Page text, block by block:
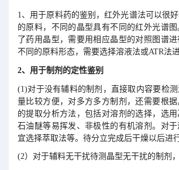
1、用于原料药的鉴别，红外光谱法可以很
的原料，不同的晶型具有不同的红外光谱
了药用晶型，需要用相应晶型的对照图谱
不同的原料形态，需要选择溶液法或ATR法进
2、用于制剂的定性鉴别
(1)对于没有辅料的制剂，直接取内容要检
量比较方便，对多方多方制剂，还需要根
的提取分析方法，包括对溶剂的选择，选用
石油醚等易挥发、非极性的有机溶剂。对于
宜选择萃取法等。待分立完成后干燥以后进
(2）对于辅料无干扰待测晶型无干扰的制剂